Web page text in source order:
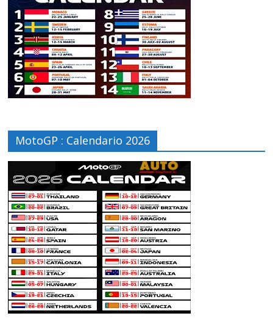
MotoGP : Calendario 2026